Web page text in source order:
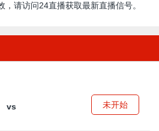
请访问24直播获取最新直播信号。
vs
未开始